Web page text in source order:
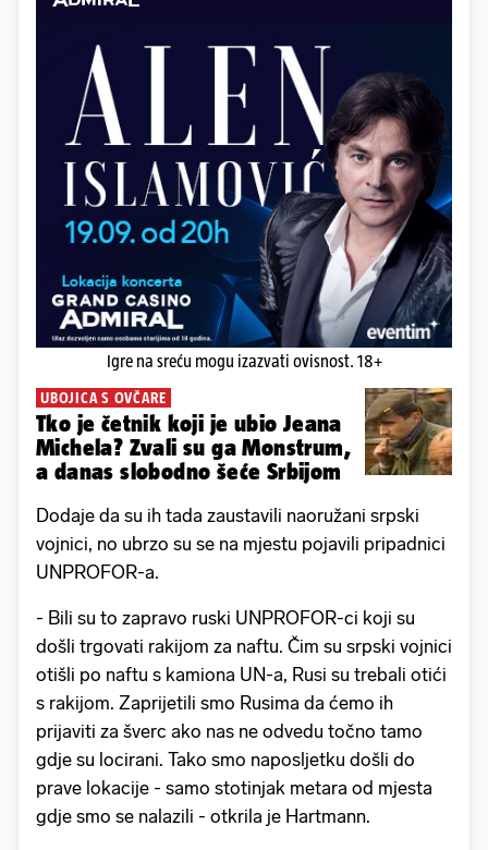
Igre na sreću mogu izazvati ovisnost. 18+
UBOJICA S OVČARE
Tko je četnik koji je ubio Jeana
Michela? Zvali su ga Monstrum,
a danas slobodno šeće Srbijom
Dodaje da su ih tada zaustavili naoružani srpski
vojnici, no ubrzo su se na mjestu pojavili pripadnici
UNPROFOR-a.
- Bili su to zapravo ruski UNPROFOR-ci koji su
došli trgovati rakijom za naftu. Čim su srpski vojnici
otišli po naftu s kamiona UN-a, Rusi su trebali otići
s rakijom. Zaprijetili smo Rusima da ćemo ih
prijaviti za šverc ako nas ne odvedu točno tamo
gdje su locirani. Tako smo naposljetku došli do
prave lokacije - samo stotinjak metara od mjesta
gdje smo se nalazili - otkrila je Hartmann.